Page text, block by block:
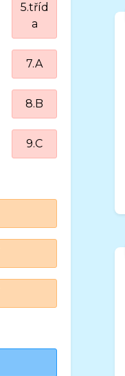
5.tříd
a
7.A
8.B
9.C